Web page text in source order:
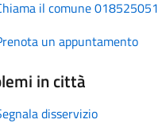
il comune 018525051
un appuntamento
in città
disservizio